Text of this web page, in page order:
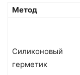
Метод
Силиконовый
герметик